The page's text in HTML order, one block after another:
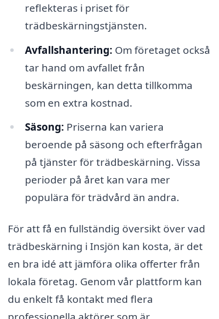
reflekteras i priset för
trädbeskärningstjänsten.
Avfallshantering: Om företaget också
tar hand om avfallet från
beskärningen, kan detta tillkomma
som en extra kostnad.
Säsong: Priserna kan variera
beroende på säsong och efterfrågan
på tjänster för trädbeskärning. Vissa
perioder på året kan vara mer
populära för trädvård än andra.
För att få en fullständig översikt över vad
trädbeskärning i Insjön kan kosta, är det
en bra idé att jämföra olika offerter från
lokala företag. Genom vår plattform kan
du enkelt få kontakt med flera